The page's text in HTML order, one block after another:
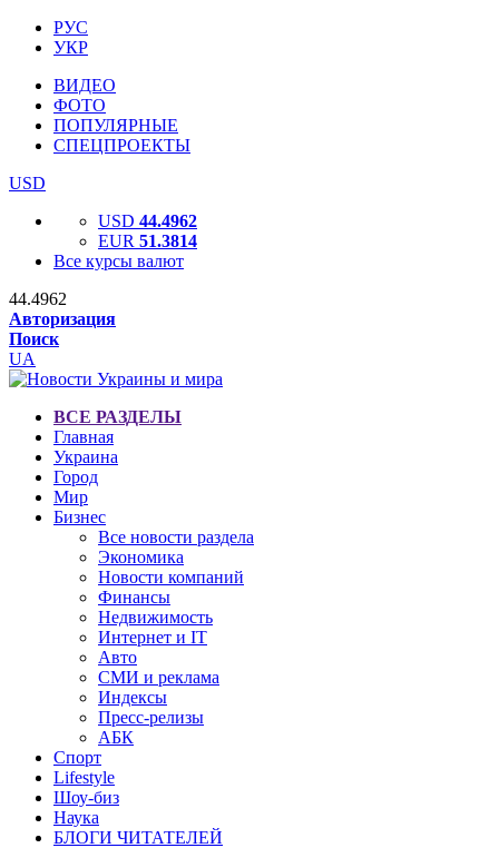
РУС
УКР
ВИДЕО
ФОТО
ПОПУЛЯРНЫЕ
СПЕЦПРОЕКТЫ
USD
USD 44.4962
EUR 51.3814
Все курсы валют
44.4962
Авторизация
Поиск
UA
ВСЕ РАЗДЕЛЫ
Главная
Украина
Город
Мир
Бизнес
Все новости раздела
Экономика
Новости компаний
Финансы
Недвижимость
Интернет и IT
Авто
СМИ и реклама
Индексы
Пресс-релизы
АБК
Спорт
Lifestyle
Шоу-биз
Наука
БЛОГИ ЧИТАТЕЛЕЙ